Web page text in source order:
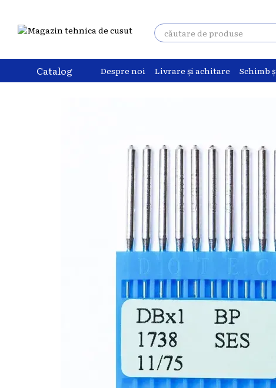
Catalog Despre noi Livrare și achitare Schimb